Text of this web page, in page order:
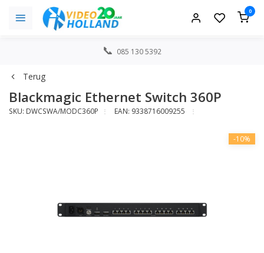
0
085 130 5392
Terug
Blackmagic Ethernet Switch 360P
SKU: DWCSWA/MODC360P EAN: 9338716009255
-10%